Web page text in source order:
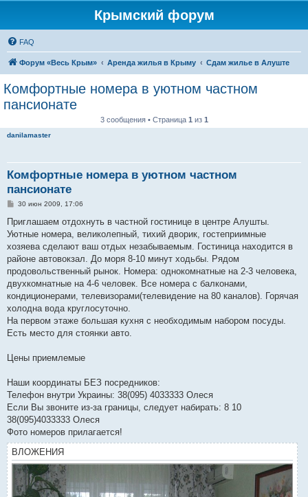
Крымский форум
FAQ
Форум «Весь Крым» Аренда жилья в Крыму Сдам жилье в Алуште
Комфортные номера в уютном частном
пансионате
3 сообщения • Страница 1 из 1
danilamaster
Комфортные номера в уютном частном
пансионате
С
о
щ
е
и
е
30 июн 2009, 17:06
Приглашаем отдохнуть в частной гостинице в центре Алушты.
Уютные номера, великолепный, тихий дворик, гостеприимные
хозяева сделают ваш отдых незабываемым. Гостиница находится в
районе автовокзал. До моря 8-10 минут ходьбы. Рядом
продовольственный рынок. Номера: однокомнатные на 2-3 человека,
двухкомнатные на 4-6 человек. Все номера с балконами,
кондиционерами, телевизорами(телевидение на 80 каналов). Горячая
холодна вода круглосуточно.
На первом этаже большая кухня с необходимым набором посуды.
Есть место для стоянки авто.
Цены приемлемые
Наши координаты БЕЗ посредников:
Телефон внутри Украины: 38(095) 4033333 Олеся
Если Вы звоните из-за границы, следует набирать: 8 10
38(095)4033333 Олеся
Фото номеров прилагается!
ВЛОЖЕНИЯ